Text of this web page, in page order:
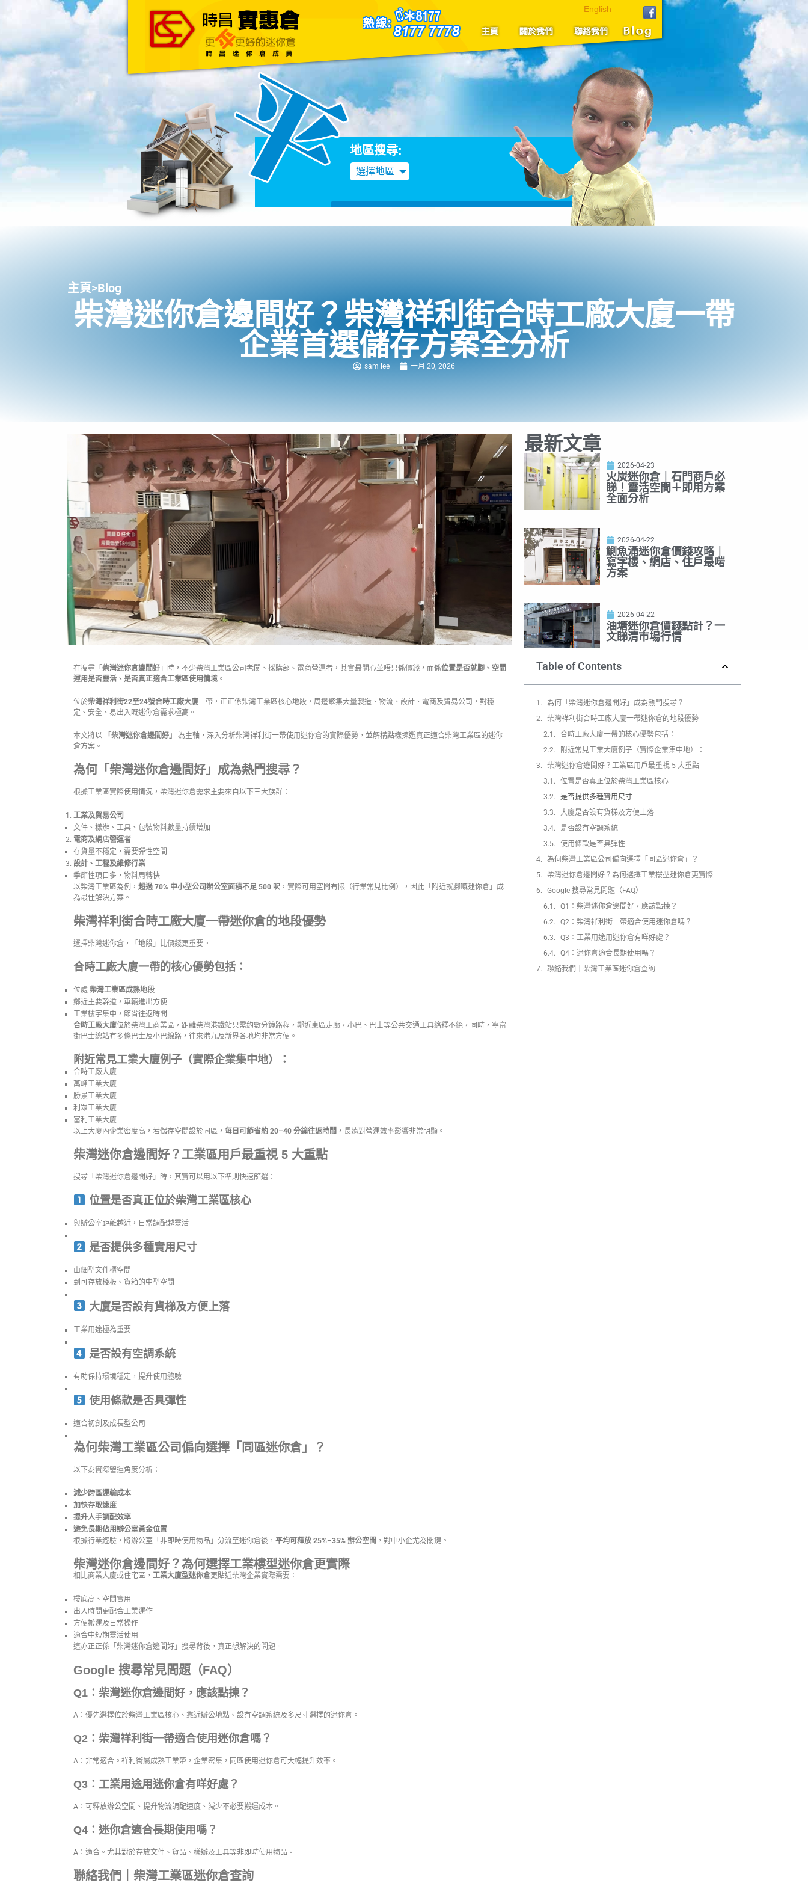
主頁 關於我們 聯絡我們
English
地區搜尋:
選擇地區
主頁>Blog
柴灣迷你倉邊間好？柴灣祥利街合時工廠大廈一帶
企業首選儲存方案全分析
sam lee 一月 20, 2026
在搜尋「 柴灣迷你倉邊間好 」時，不少柴灣工業區公司老闆、採購部、電商營運者，其實最關心並唔只係價錢，而係位置是否就腳、空間
運用是否靈活、是否真正適合工業區使用情境 。
位於柴灣祥利街22至24號合時工廠大廈一帶，正正係柴灣工業區核心地段，周邊聚集大量製造、物流、設計、電商及貿易公司，對穩
定、安全、易出入嘅迷你倉需求極高。
本文將以 「柴灣迷你倉邊間好」
為主軸，深入分析柴灣祥利街一帶使用迷你倉的實際優勢，並解構點樣揀選真正適合柴灣工業區的迷你
倉方案。
為何「柴灣迷你倉邊間好」成為熱門搜尋？
根據工業區實際使用情況，柴灣迷你倉需求主要來自以下三大族群：
工業及貿易公司
文件、樣辦、工具、包裝物料數量持續增加
電商及網店營運者
存貨量不穩定，需要彈性空間
設計、工程及維修行業
季節性項目多，物料周轉快
以柴灣工業區為例， 超過 70% 中小型公司辦公室面積不足 500 呎 ，實際可用空間有限（行業常見比例），因此「附近就腳嘅迷你倉」成
為最佳解決方案。
柴灣祥利街合時工廠大廈一帶迷你倉的地段優勢
選擇柴灣迷你倉，「地段」比價錢更重要。
合時工廠大廈一帶的核心優勢包括：
位處 柴灣工業區成熟地段
鄰近主要幹道，車輛進出方便
工業樓宇集中，節省往返時間
合時工廠大廈位於柴灣工商業區，距離柴灣港鐵站只需約數分鐘路程，鄰近東區走廊，小巴、巴士等公共交通工具絡釋不絕，同時，寧富
街巴士總站有多條巴士及小巴線路，往來港九及新界各地均非常方便。
附近常見工業大廈例子（實際企業集中地）：
合時工廠大廈
萬峰工業大廈
勝景工業大廈
利眾工業大廈
富利工業大廈
以上大廈內企業密度高，若儲存空間設於同區， 每日可節省約 20–40 分鐘往返時間 ，長遠對營運效率影響非常明顯。
柴灣迷你倉邊間好？工業區用戶最重視 5 大重點
搜尋「柴灣迷你倉邊間好」時，其實可以用以下準則快速篩選：
位置是否真正位於柴灣工業區核心
與辦公室距離越近，日常調配越靈活
是否提供多種實用尺寸
由細型文件櫃空間
到可存放棧板、貨箱的中型空間
大廈是否設有貨梯及方便上落
工業用途極為重要
是否設有空調系統
有助保持環境穩定，提升使用體驗
使用條款是否具彈性
適合初創及成長型公司
為何柴灣工業區公司偏向選擇「同區迷你倉」？
以下為實際營運角度分析：
減少跨區運輸成本
加快存取速度
提升人手調配效率
避免長期佔用辦公室黃金位置
根據行業經驗，將辦公室「非即時使用物品」分流至迷你倉後， 平均可釋放 25%–35% 辦公空間 ，對中小企尤為關鍵。
柴灣迷你倉邊間好？為何選擇工業樓型迷你倉更實際
相比商業大廈或住宅區， 工業大廈型迷你倉更貼近柴灣企業實際需要：
樓底高、空間實用
出入時間更配合工業運作
方便搬運及日常操作
適合中短期靈活使用
這亦正正係「柴灣迷你倉邊間好」搜尋背後，真正想解決的問題。
Google 搜尋常見問題（FAQ）
Q1：柴灣迷你倉邊間好，應該點揀？
A：優先選擇位於柴灣工業區核心、靠近辦公地點、設有空調系統及多尺寸選擇的迷你倉。
Q2：柴灣祥利街一帶適合使用迷你倉嗎？
A：非常適合。祥利街屬成熟工業帶，企業密集，同區使用迷你倉可大幅提升效率。
Q3：工業用途用迷你倉有咩好處？
A：可釋放辦公空間、提升物流調配速度、減少不必要搬運成本。
Q4：迷你倉適合長期使用嗎？
A：適合。尤其對於存放文件、貨品、樣辦及工具等非即時使用物品。
聯絡我們｜柴灣工業區迷你倉查詢
最新文章
2026-04-23
火炭迷你倉｜石門商戶必
睇！靈活空間＋即用方案
全面分析
2026-04-22
鰂魚涌迷你倉價錢攻略｜
寫字樓、網店、住戶最啱
方案
2026-04-22
油塘迷你倉價錢點計？一
文睇清市場行情
Table of Contents
為何「柴灣迷你倉邊間好」成為熱門搜尋？
柴灣祥利街合時工廠大廈一帶迷你倉的地段優勢
合時工廠大廈一帶的核心優勢包括：
附近常見工業大廈例子（實際企業集中地）：
柴灣迷你倉邊間好？工業區用戶最重視 5 大重點
位置是否真正位於柴灣工業區核心
是否提供多種實用尺寸
大廈是否設有貨梯及方便上落
是否設有空調系統
使用條款是否具彈性
為何柴灣工業區公司偏向選擇「同區迷你倉」？
柴灣迷你倉邊間好？為何選擇工業樓型迷你倉更實際
Google 搜尋常見問題（FAQ）
Q1：柴灣迷你倉邊間好，應該點揀？
Q2：柴灣祥利街一帶適合使用迷你倉嗎？
Q3：工業用途用迷你倉有咩好處？
Q4：迷你倉適合長期使用嗎？
聯絡我們｜柴灣工業區迷你倉查詢